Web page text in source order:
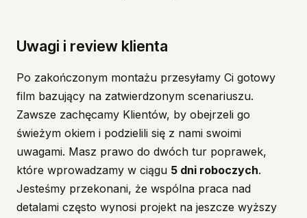
Uwagi i review klienta
Po zakończonym montażu przesyłamy Ci gotowy
film bazujący na zatwierdzonym scenariuszu.
Zawsze zachęcamy Klientów, by obejrzeli go
świeżym okiem i podzielili się z nami swoimi
uwagami. Masz prawo do dwóch tur poprawek,
które wprowadzamy w ciągu 5 dni roboczych.
Jesteśmy przekonani, że wspólna praca nad
detalami często wynosi projekt na jeszcze wyższy